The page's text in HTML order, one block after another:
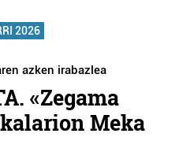
2026
azken irabazlea
«Zegama
Meka